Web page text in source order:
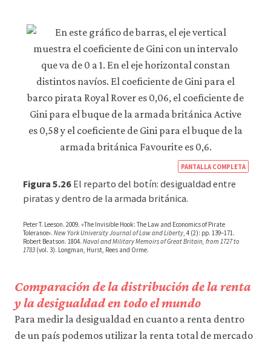
PANTALLA COMPLETA
Figura 5.26 El reparto del botín: desigualdad entre
piratas y dentro de la armada británica.
Peter T. Leeson. 2009. «The Invisible Hook: The Law and Economics of Pirate
Tolerance». New York University Journal of Law and Liberty, 4 (2): pp. 139–171.
Robert Beatson. 1804. Naval and Military Memoirs of Great Britain, from 1727 to
1783(vol. 3). Longman, Hurst, Rees and Orme.
Comparación de la distribución de la renta
y la desigualdad en todo el mundo
Para medir la desigualdad en cuanto a renta dentro
de un país podemos utilizar la renta total de mercado